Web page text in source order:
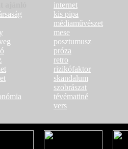
internet
kis pipa
médiaművészet
mese
posztumusz
próza
retro
rizikófaktor
skandalum
szobrászat
tévématiné
vers